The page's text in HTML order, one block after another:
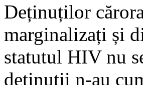
Deținuților
marginalizați și
statutul HIV nu
deținuții n-au